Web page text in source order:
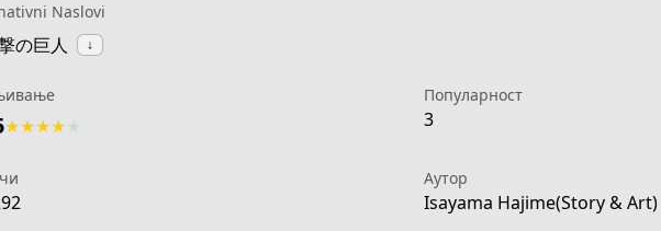
Naslovi
の巨人 ↓
★★★★
Популарност
3
Аутор
Isayama Hajime(Story & Art)